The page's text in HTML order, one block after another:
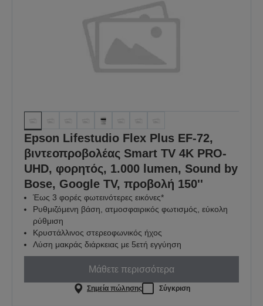
Epson Lifestudio Flex Plus EF-72,
βιντεοπροβολέας Smart TV 4K PRO-
UHD, φορητός, 1.000 lumen, Sound by
Bose, Google TV, προβολή 150''
Έως 3 φορές φωτεινότερες εικόνες*
Ρυθμιζόμενη βάση, ατμοσφαιρικός φωτισμός, εύκολη
ρύθμιση
Κρυστάλλινος στερεοφωνικός ήχος
Λύση μακράς διάρκειας με 5ετή εγγύηση
Μάθετε περισσότερα
Σημεία πώλησης Σύγκριση